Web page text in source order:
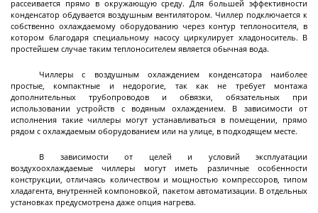
Ректификационные колонны непрерывного
действия
Лабораторные ректификационные колонны
Реакторы
нержавеющие
Стальные химические реакторы
Автоклавы высокого давления
рассеивается прямо в окружающую среду. Для большей эффективности
конденсатор обдувается воздушным вентилятором. Чиллер подключается к
собственно охлаждаемому оборудованию через контур теплоносителя, в
котором благодаря специальному насосу циркулирует хладоноситель. В
простейшем случае таким теплоносителем является обычная вода.
Чиллеры с воздушным охлаждением конденсатора наиболее
простые, компактные и недорогие, так как не требует монтажа
дополнительных трубопроводов и обвязки, обязательных при
использовании устройств с водяным охлаждением. В зависимости от
исполнения такие чиллеры могут устанавливаться в помещении, прямо
рядом с охлаждаемым оборудованием или на улице, в подходящем месте.
В зависимости от целей и условий эксплуатации
воздухоохлаждаемые чиллеры могут иметь различные особенности
конструкции, отличаясь количеством и мощностью компрессоров, типом
хладагента, внутренней компоновкой, пакетом автоматизации. В отдельных
установках предусмотрена даже опция нагрева.